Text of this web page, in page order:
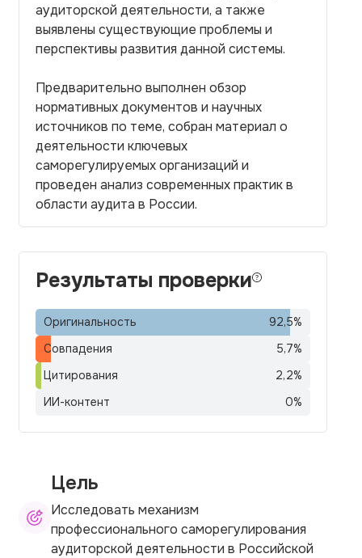
аудиторской деятельности, а также
выявлены существующие проблемы и
перспективы развития данной системы.
Предварительно выполнен обзор
нормативных документов и научных
источников по теме, собран материал о
деятельности ключевых
саморегулируемых организаций и
проведен анализ современных практик в
области аудита в России.
Результаты проверки
Оригинальность 92,5%
Совпадения
5,7%
Цитирования
2,2%
ИИ-контент
0%
Цель
Исследовать механизм
профессионального саморегулирования
аудиторской деятельности в Российской